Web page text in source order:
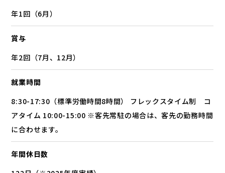
年1回（6月）
賞与
年2回（7月、12月）
就業時間
8:30-17:30（標準労働時間8時間） フレックスタイム制 コ
アタイム 10:00-15:00 ※客先常駐の場合は、客先の勤務時間
に合わせます。
年間休日数